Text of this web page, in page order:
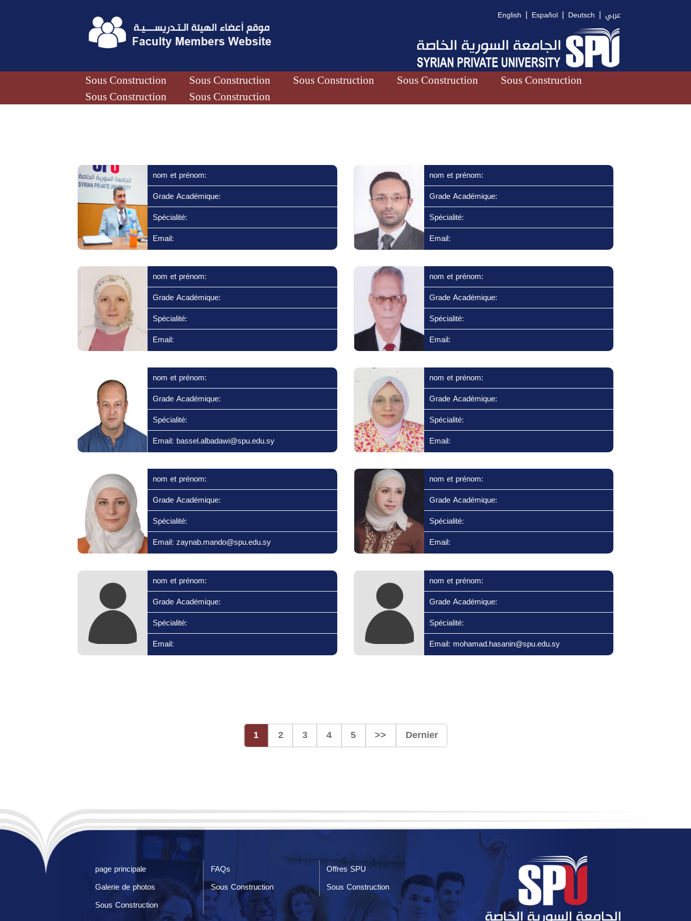
English | Español | Deutsch | عربي
Sous Construction Sous Construction Sous Construction Sous Construction
Sous Construction
Sous Construction
Sous Construction
nom et prénom:
Grade Académique:
Spécialité:
Email:
nom et prénom:
Grade Académique:
Spécialité:
Email:
nom et prénom:
Grade Académique:
Spécialité:
Email:
nom et prénom:
Grade Académique:
Spécialité:
Email:
nom et prénom:
Grade Académique:
Spécialité:
Email: bassel.albadawi@spu.edu.sy
nom et prénom:
Grade Académique:
Spécialité:
Email:
nom et prénom:
Grade Académique:
Spécialité:
Email: zaynab.mando@spu.edu.sy
nom et prénom:
Grade Académique:
Spécialité:
Email:
nom et prénom:
Grade Académique:
Spécialité:
Email:
nom et prénom:
Grade Académique:
Spécialité:
Email: mohamad.hasanin@spu.edu.sy
1 2 3 4 5 >> Dernier
page principale FAQs
Offres SPU
Galerie de photos
Sous Construction
Sous Construction
Sous Construction